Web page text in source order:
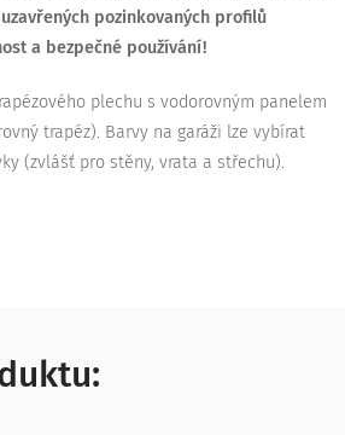
pozinkovaných profilů
a bezpečné používání!
plechu s vodorovným panelem
trapéz). Barvy na garáži lze vybírat
(zvlášť pro stěny, vrata a střechu).